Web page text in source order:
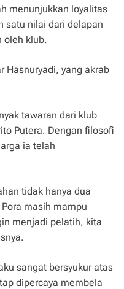
menunjukkan loyalitas
satu nilai dari delapan
oleh klub.
Hasnuryadi, yang akrab
tawaran dari klub
Putera. Dengan filosofi
ia telah
tidak hanya dua
masih mampu
menjadi pelatih, kita
sangat bersyukur atas
dipercaya membela